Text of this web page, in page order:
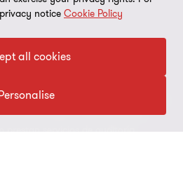
Todos los derechos reservados.
la marca bajo la cual las firmas
notice Cookie Policy
all cookies